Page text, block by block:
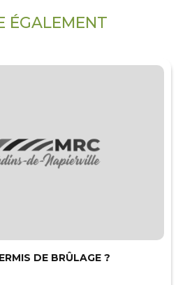
ÉGALEMENT
DE BRÛLAGE ?